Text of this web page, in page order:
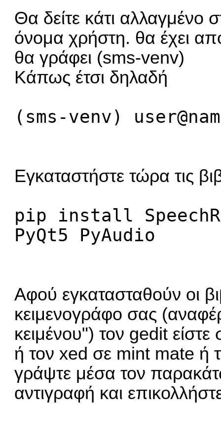
Θα δείτε κάτι αλλαγμένο
όνομα χρήστη. θα έχει
θα γράφει (sms-venv)
Κάπως έτσι δηλαδή
(sms-venv)
Εγκαταστήστε τώρα τις
pip install
PyQt5 PyAudio
Αφού εγκατασταθούν οι
κειμενογράφο σας
κειμένου") τον gedit
ή τον xed σε mint mate ή
γράψτε μέσα τον
αντιγραφή και